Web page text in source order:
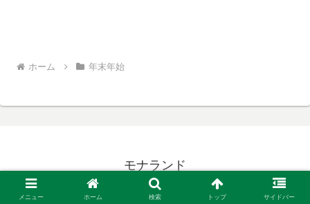
ホーム 年末年始
モナランド
© 2025 モナランド.
メニュー ホーム 検索 トップ サイドバー